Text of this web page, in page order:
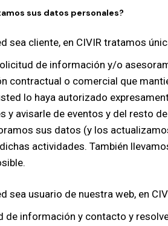
sus datos personales?
sea cliente, en CIVIR tratamos
de información y/o
contractual o comercial que
lo haya autorizado
y avisarle de eventos y del resto
sus datos (y los
actividades. También
sea usuario de nuestra web, en
de información y contacto y